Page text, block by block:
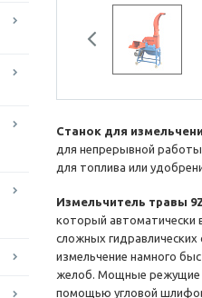
Previous
Станок для
для непрерывной
для топлива или
Измельчитель травы
который автоматически
сложных
измельчение намного
желоб. Мощные режущие
помощью угловой